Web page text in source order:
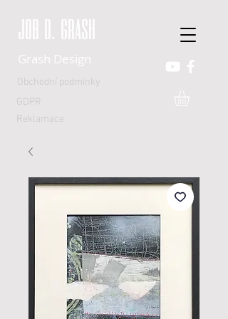
JOB D. GRASH
Grash Design
Obchodní podmínky
GDPR
Reklamace